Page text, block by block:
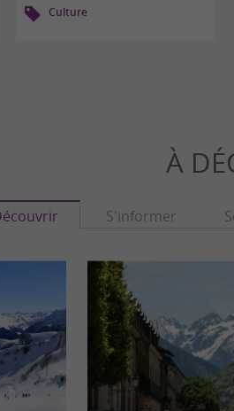
Culture
À
S'informer